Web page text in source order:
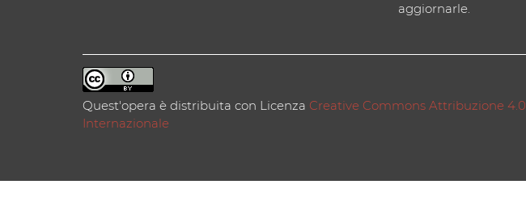
aggiornarle.
Quest'opera è distribuita con Licenza Creative Commons Attribuzione 4.0
Internazionale